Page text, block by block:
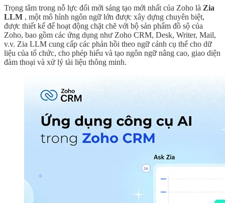
Trọng tâm trong nỗ lực đổi mới sáng tạo mới nhất của Zoho là Zia
LLM , một mô hình ngôn ngữ lớn được xây dựng chuyên biệt,
được thiết kế để hoạt động chặt chẽ với bộ sản phẩm đồ sộ của
Zoho, bao gồm các ứng dụng như Zoho CRM, Desk, Writer, Mail,
v.v. Zia LLM cung cấp các phản hồi theo ngữ cảnh cụ thể cho dữ
liệu của tổ chức, cho phép hiểu và tạo ngôn ngữ nâng cao, giao diện
đàm thoại và xử lý tài liệu thông minh.